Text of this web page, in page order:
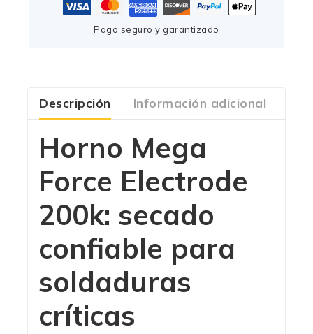
Pago seguro y garantizado
Descripción Información adicional
Horno Mega
Force Electrode
200k: secado
confiable para
soldaduras
críticas